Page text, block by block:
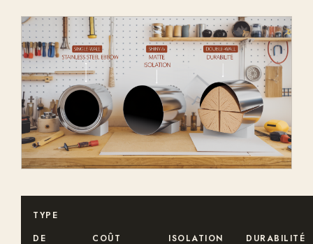
TYPE
DE
COÛT ISOLATION DURABILITÉ